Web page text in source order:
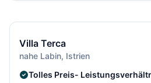
Villa Terca
nahe Labin, Istrien
Tolles Preis-